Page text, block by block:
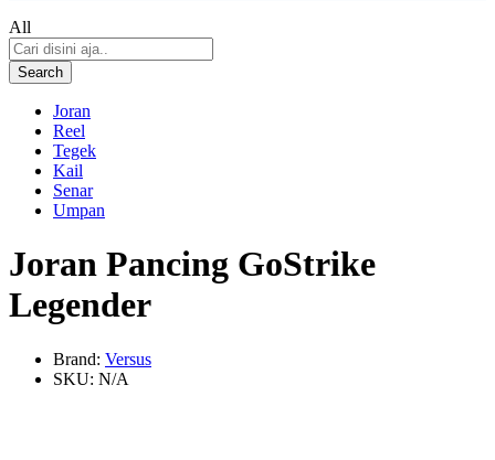
All
Search
Joran
Reel
Tegek
Kail
Senar
Umpan
Joran Pancing GoStrike
Legender
Brand: Versus
SKU: N/A